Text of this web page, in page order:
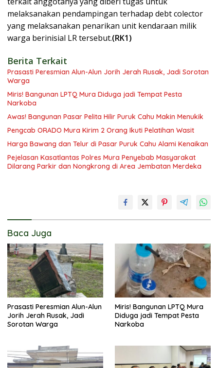
melaksanakan pendampingan terhadap debt colector
yang melaksanakan penarikan unit kendaraan milik
warga berinisial LR tersebut.(RK1)
Berita Terkait
Prasasti Peresmian Alun-Alun Jorih Jerah Rusak, Jadi Sorotan
Warga
Miris! Bangunan LPTQ Mura Diduga jadi Tempat Pesta
Narkoba
Awas! Bangunan Pasar Pelita Hilir Puruk Cahu Makin Menukik
Pengcab ORADO Mura Kirim 2 Orang Ikuti Pelatihan Wasit
Harga Bawang dan Telur di Pasar Puruk Cahu Alami Kenaikan
Pejelasan Kasatlantas Polres Mura Penyebab Masyarakat
Dilarang Parkir dan Nongkrong di Area Jembatan Merdeka
Baca Juga
Prasasti Peresmian Alun-Alun
Jorih Jerah Rusak, Jadi
Sorotan Warga
Miris! Bangunan LPTQ Mura
Diduga jadi Tempat Pesta
Narkoba